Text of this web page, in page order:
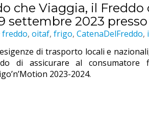
che Viaggia, il Freddo
settembre 2023
Etichette:
freddo, oitaf, frigo, CatenaDelFreddo,
di trasporto locali e
di assicurare al consumatore
2023-2024.